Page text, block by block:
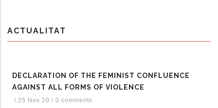
ACTUALITAT
DECLARATION OF THE FEMINIST CONFLUENCE
AGAINST ALL FORMS OF VIOLENCE
/ 25 Nov 20 / 0 comments